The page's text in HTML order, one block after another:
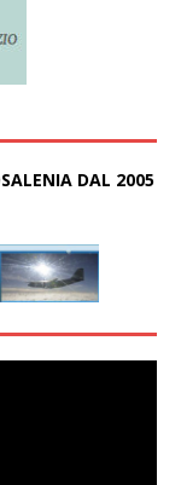
DAL 2005